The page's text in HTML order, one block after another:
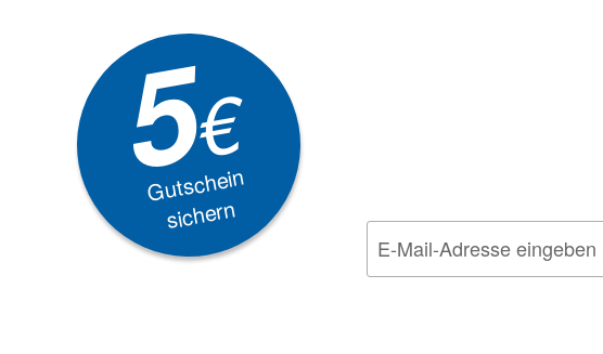
5€
Gutschein
sichern